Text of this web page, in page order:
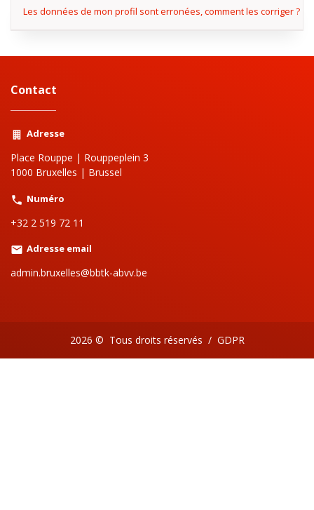
Les données de mon profil sont erronées, comment les corriger ?
Contact
Adresse
Place Rouppe | Rouppeplein 3
1000 Bruxelles | Brussel
Numéro
+32 2 519 72 11
Adresse email
admin.bruxelles@bbtk-abvv.be
2026 © Tous droits réservés / GDPR